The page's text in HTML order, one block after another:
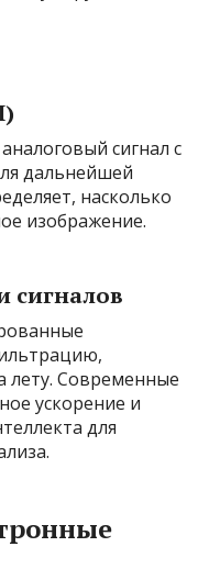
сигнал с
дальнейшей
насколько
изображение.
сигналов
лету. Современные
ускорение и
для